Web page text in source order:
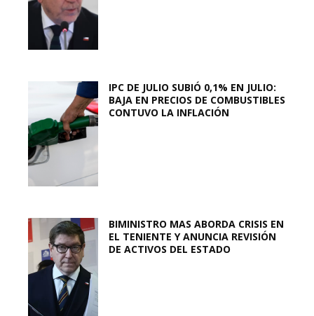
IPC DE JULIO SUBIÓ 0,1% EN JULIO:
BAJA EN PRECIOS DE COMBUSTIBLES
CONTUVO LA INFLACIÓN
BIMINISTRO MAS ABORDA CRISIS EN
EL TENIENTE Y ANUNCIA REVISIÓN
DE ACTIVOS DEL ESTADO